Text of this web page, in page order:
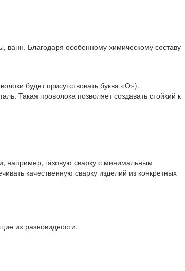
ванн. Благодаря особенному химическому составу
будет присутствовать буква «О»).
Такая проволока позволяет создавать стойкий к
например, газовую сварку с минимальным
качественную сварку изделий из конкретных
их разновидности.